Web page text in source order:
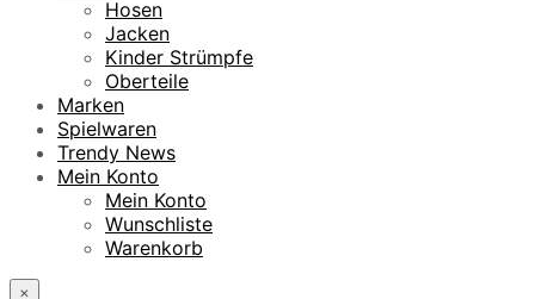
Hosen
Jacken
Kinder Strümpfe
Oberteile
Marken
Spielwaren
Trendy News
Mein Konto
Mein Konto
Wunschliste
Warenkorb
×